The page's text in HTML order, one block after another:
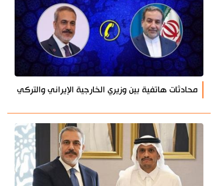
محادثات هاتفية بين وزيري الخارجية الإيراني والتركي